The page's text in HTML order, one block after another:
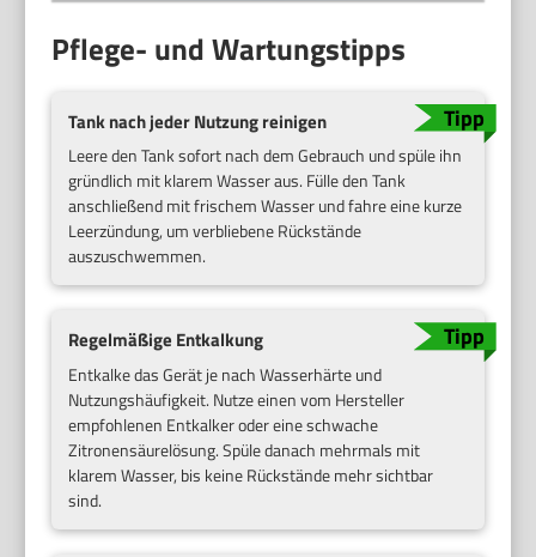
Pflege- und Wartungstipps
Tank nach jeder Nutzung reinigen
Leere den Tank sofort nach dem Gebrauch und spüle ihn
gründlich mit klarem Wasser aus. Fülle den Tank
anschließend mit frischem Wasser und fahre eine kurze
Leerzündung, um verbliebene Rückstände
auszuschwemmen.
Regelmäßige Entkalkung
Entkalke das Gerät je nach Wasserhärte und
Nutzungshäufigkeit. Nutze einen vom Hersteller
empfohlenen Entkalker oder eine schwache
Zitronensäurelösung. Spüle danach mehrmals mit
klarem Wasser, bis keine Rückstände mehr sichtbar
sind.